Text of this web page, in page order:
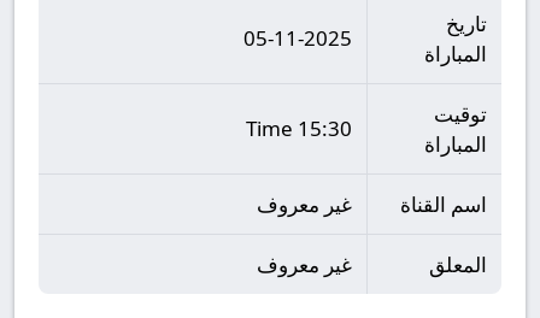
تاريخ
المباراة
05-11-2025
توقيت
المباراة
15:30 Time
اسم القناة غير معروف
المعلق غير معروف